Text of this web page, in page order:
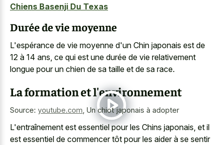
Chiens Basenji Du Texas
Durée de vie moyenne
L'espérance de vie moyenne d'un Chin japonais est de
12 à 14 ans, ce qui est une durée de vie relativement
longue pour un chien de sa taille et de sa race.
La formation et l'environnement
Source: youtube.com Un chiot japonais à adopter
L'entraînement est essentiel pour les Chins japonais, et il
est essentiel de commencer tôt pour les aider à se sentir